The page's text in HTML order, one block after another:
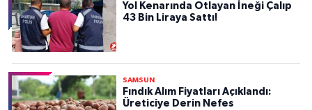
Yol Kenarında Otlayan İneği Çalıp
43 Bin Liraya Sattı!
SAMSUN
Fındık Alım Fiyatları Açıklandı:
Üreticiye Derin Nefes